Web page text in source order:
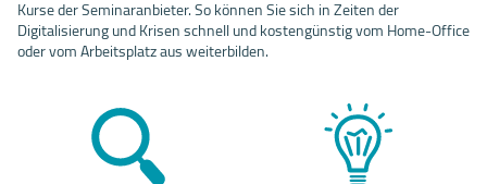
Kurse der Seminaranbieter. So können Sie sich in Zeiten der
Digitalisierung und Krisen schnell und kostengünstig vom Home-Office
oder vom Arbeitsplatz aus weiterbilden.